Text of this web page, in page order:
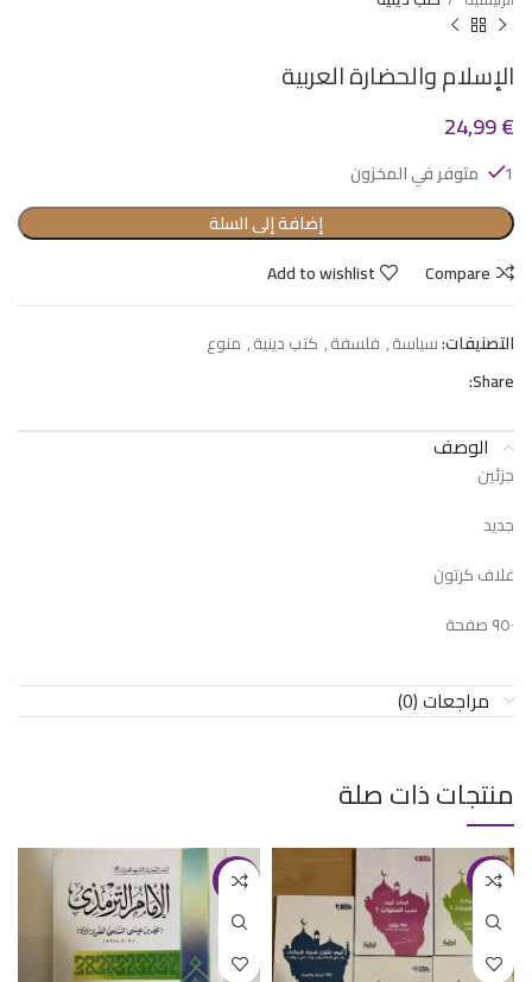
الإسلام والحضارة العربية
24,99€
1 متوفر في المخزون
إضافة إلى السلة
Compare
Add to wishlist
التصنيفات:سياسة, فلسفة, كتب دينية, منوع
Share:
الوصف
جزئين
جديد
غلاف كرتون
٩٥٠ صفحة
مراجعات (0)
منتجات ذات صلة
-24%
-20%